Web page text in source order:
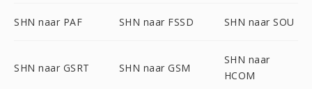
SHN naar PAF SHN naar FSSD SHN naar SOU
SHN naar GSRT SHN naar GSM
SHN naar
HCOM